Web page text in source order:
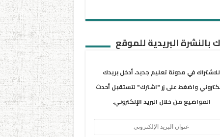
بالنشرة البريدية للموقع
للاشتراك في مدونة تعليم جديد، أدخل بريدك
واضغط على زر "اشترك" لتستقبل أحدث
المواضيع من خلال البريد الإلكتروني.